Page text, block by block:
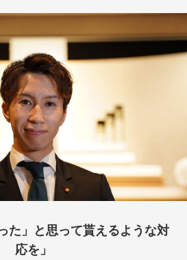
た」と思って貰えるような対
応を」